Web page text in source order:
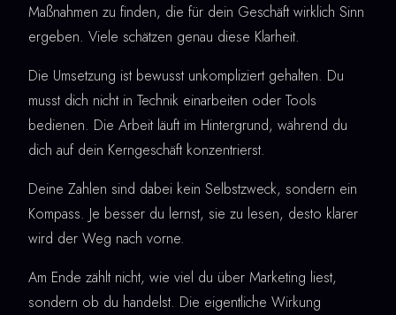
Maßnahmen zu finden, die für dein Geschäft wirklich Sinn
ergeben. Viele schätzen genau diese Klarheit.
Die Umsetzung ist bewusst unkompliziert gehalten. Du
musst dich nicht in Technik einarbeiten oder Tools
bedienen. Die Arbeit läuft im Hintergrund, während du
dich auf dein Kerngeschäft konzentrierst.
Deine Zahlen sind dabei kein Selbstzweck, sondern ein
Kompass. Je besser du lernst, sie zu lesen, desto klarer
wird der Weg nach vorne.
Am Ende zählt nicht, wie viel du über Marketing liest,
sondern ob du handelst. Die eigentliche Wirkung